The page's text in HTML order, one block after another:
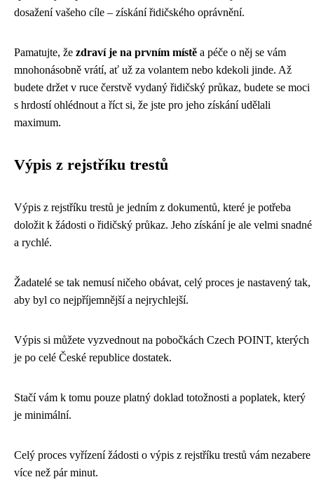
dosažení vašeho cíle – získání řidičského oprávnění.
Pamatujte, že zdraví je na prvním místě a péče o něj se vám
mnohonásobně vrátí, ať už za volantem nebo kdekoli jinde. Až
budete držet v ruce čerstvě vydaný řidičský průkaz, budete se moci
s hrdostí ohlédnout a říct si, že jste pro jeho získání udělali
maximum.
Výpis z rejstříku trestů
Výpis z rejstříku trestů je jedním z dokumentů, které je potřeba
doložit k žádosti o řidičský průkaz. Jeho získání je ale velmi snadné
a rychlé.
Žadatelé se tak nemusí ničeho obávat, celý proces je nastavený tak,
aby byl co nejpříjemnější a nejrychlejší.
Výpis si můžete vyzvednout na pobočkách Czech POINT, kterých
je po celé České republice dostatek.
Stačí vám k tomu pouze platný doklad totožnosti a poplatek, který
je minimální.
Celý proces vyřízení žádosti o výpis z rejstříku trestů vám nezabere
více než pár minut.